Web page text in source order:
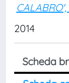
2014
Scheda